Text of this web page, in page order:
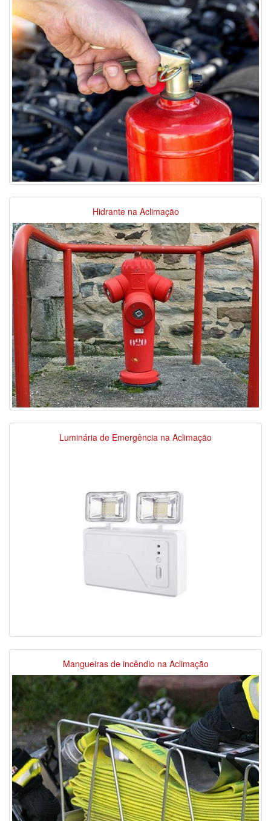
Hidrante na Aclimação
Luminária de Emergência na Aclimação
Mangueiras de incêndio na Aclimação